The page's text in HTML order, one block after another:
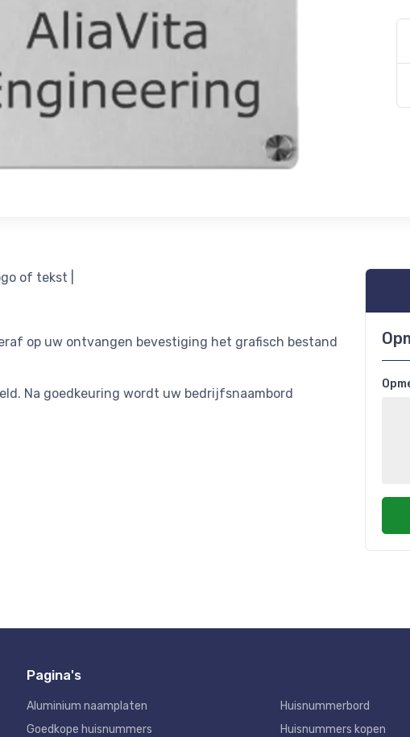
of tekst |
op uw ontvangen bevestiging het grafisch bestand
Na goedkeuring wordt uw bedrijfsnaambord
Pagina's
Aluminium naamplaten
Goedkope huisnummers
Huisnummerbord
Huisnummers kopen